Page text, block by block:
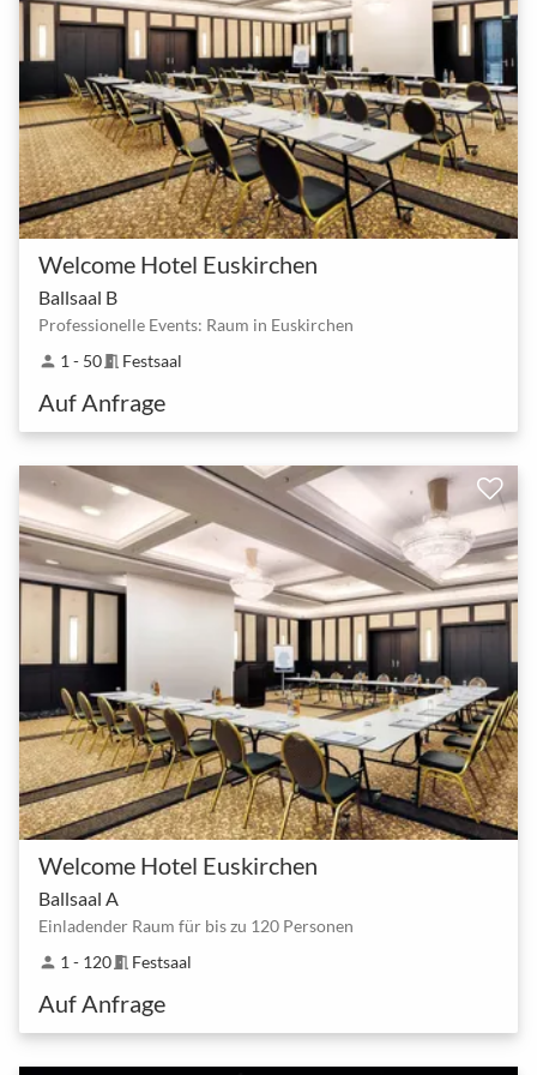
Welcome Hotel Euskirchen
Ballsaal B
Professionelle Events: Raum in Euskirchen
person 1 - 50meeting_room Festsaal
Auf Anfrage
Welcome Hotel Euskirchen
Ballsaal A
Einladender Raum für bis zu 120 Personen
person 1 - 120meeting_room Festsaal
Auf Anfrage